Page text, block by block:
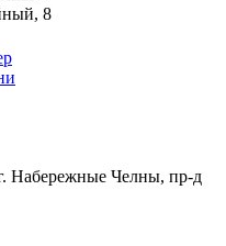
8
Набережные Челны, пр-д